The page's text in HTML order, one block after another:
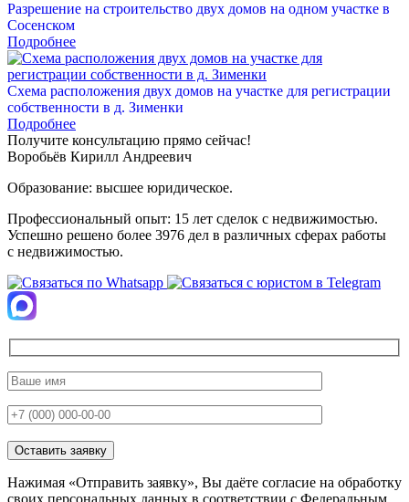
Разрешение на строительство двух домов на одном участке в
Сосенском
Подробнее
Схема расположения двух домов на участке для регистрации
собственности в д. Зименки
Подробнее
Получите консультацию прямо сейчас!
Воробьёв Кирилл Андреевич
Образование: высшее юридическое.
Профессиональный опыт: 15 лет сделок с недвижимостью.
Успешно решено более 3976 дел в различных сферах работы
с недвижимостью.
Нажимая «Отправить заявку», Вы даёте согласие на обработку
своих персональных данных в соответствии с Федеральным